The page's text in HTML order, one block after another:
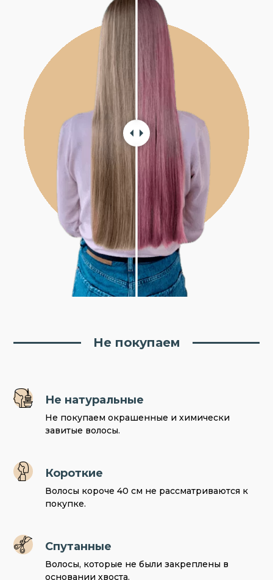
Не покупаем
Не натуральные
Не покупаем окрашенные и химически
завитые волосы.
Короткие
Волосы короче 40 см не рассматриваются к
покупке.
Спутанные
Волосы, которые не были закреплены в
основании хвоста.